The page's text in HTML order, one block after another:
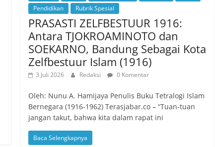
Pendidikan
Rubrik Spesial
PRASASTI ZELFBESTUUR 1916:
Antara TJOKROAMINOTO dan
SOEKARNO, Bandung Sebagai Kota
Zelfbestuur Islam (1916)
3 Juli 2026 Redaksi 0 Komentar
Oleh: Nunu A. Hamijaya Penulis Buku Tetralogi Islam
Bernegara (1916-1962) Terasjabar.co – “Tuan-tuan
jangan takut, bahwa kita dalam rapat ini
Baca Selengkapnya